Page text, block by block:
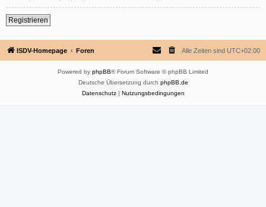
Registrieren
ISDV-Homepage Foren Alle Zeiten sind UTC+02:00
Powered by phpBB® Forum Software © phpBB Limited
Deutsche Übersetzung durch phpBB.de
Datenschutz| Nutzungsbedingungen